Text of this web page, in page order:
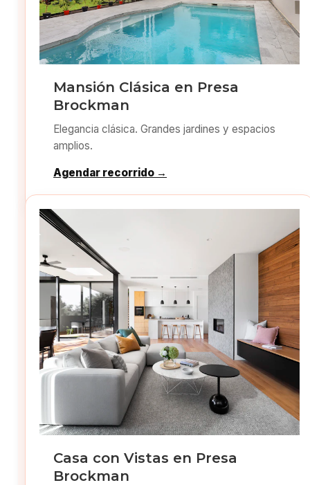
Mansión Clásica en Presa
Brockman
Elegancia clásica. Grandes jardines y espacios
amplios.
Agendar recorrido →
Casa con Vistas en Presa
Brockman